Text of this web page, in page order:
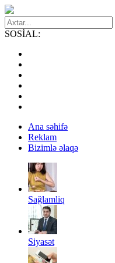
SOSİAL:
Ana səhifə
Reklam
Bizimlə əlaqə
Sağlamliq
Siyasət